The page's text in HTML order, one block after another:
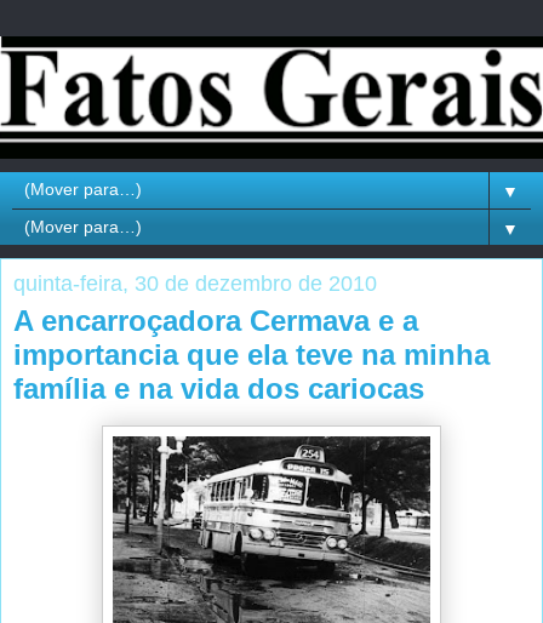
▼
▼
quinta-feira, 30 de dezembro de 2010
A encarroçadora Cermava e a
importancia que ela teve na minha
família e na vida dos cariocas